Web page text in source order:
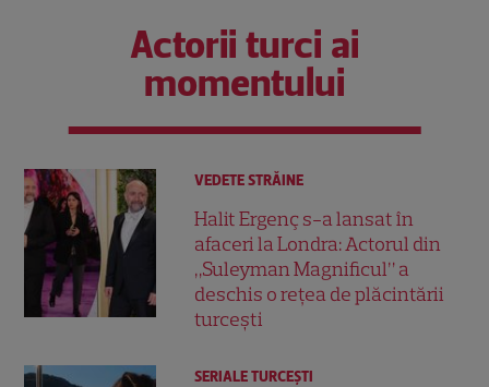
Actorii turci ai
momentului
VEDETE STRĂINE
Halit Ergenç s-a lansat în
afaceri la Londra: Actorul din
„Suleyman Magnificul” a
deschis o rețea de plăcintării
turcești
SERIALE TURCEŞTI